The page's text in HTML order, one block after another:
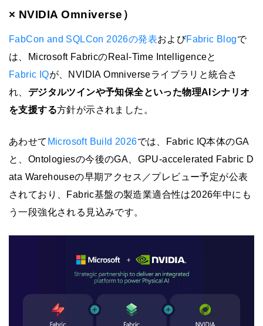
× NVIDIA Omniverse）
FabCon and SQLCon 2026の発表およびFabric Blogで
は、Microsoft FabricのReal-Time Intelligenceと
Fabric IQが、NVIDIA Omniverseライブラリと統合さ
れ、 デジタルツインや予知保全といった物理AIシナリオ
を支援する方針が示されました。
あわせて Microsoft Build 2026では、Fabric IQ本体のGA
と、Ontologiesの今後のGA、GPU-accelerated Fabric D
ata Warehouseの早期アクセス／プレビュー予定が公表
されており、Fabric基盤の製造業適合性は2026年中にも
う一段強化される見込みです。